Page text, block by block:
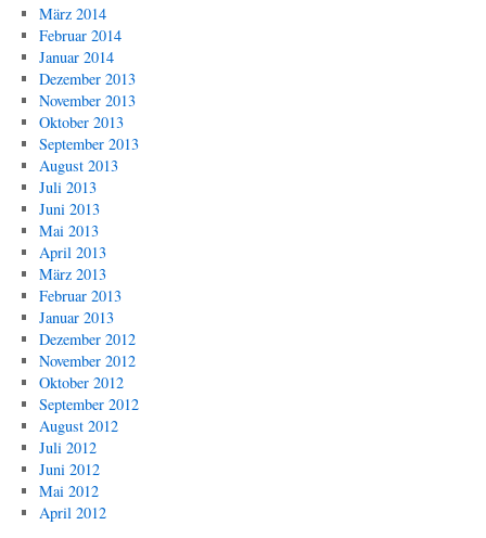
März 2014
Februar 2014
Januar 2014
Dezember 2013
November 2013
Oktober 2013
September 2013
August 2013
Juli 2013
Juni 2013
Mai 2013
April 2013
März 2013
Februar 2013
Januar 2013
Dezember 2012
November 2012
Oktober 2012
September 2012
August 2012
Juli 2012
Juni 2012
Mai 2012
April 2012